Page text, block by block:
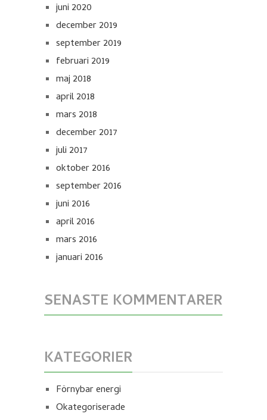
juni 2020
december 2019
september 2019
februari 2019
maj 2018
april 2018
mars 2018
december 2017
juli 2017
oktober 2016
september 2016
juni 2016
april 2016
mars 2016
januari 2016
SENASTE KOMMENTARER
KATEGORIER
Förnybar energi
Okategoriserade